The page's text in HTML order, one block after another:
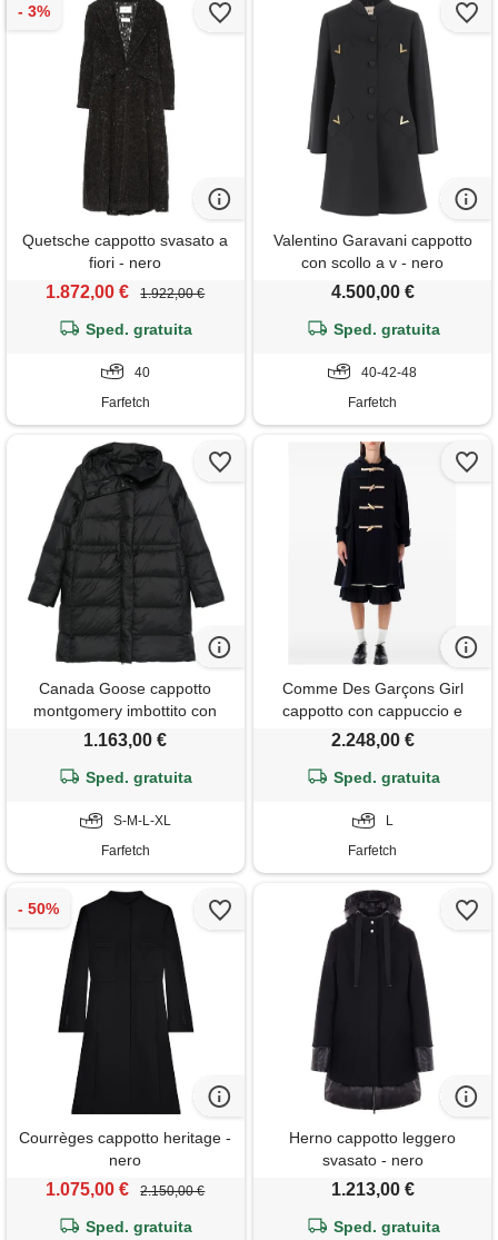
Quetsche cappotto svasato a
fiori - nero
1.872,00 € 1.922,00 €
Sped. gratuita
40
Farfetch
Valentino Garavani cappotto
con scollo a v - nero
4.500,00 €
Sped. gratuita
40-42-48
Farfetch
Canada Goose cappotto
montgomery imbottito con
cappuccio - nero
1.163,00 €
Sped. gratuita
S-M-L-XL
Farfetch
Comme Des Garçons Girl
cappotto con cappuccio e
alamari - blu
2.248,00 €
Sped. gratuita
L
Farfetch
Courrèges cappotto heritage -
nero
1.075,00 € 2.150,00 €
Sped. gratuita
Herno cappotto leggero
svasato - nero
1.213,00 €
Sped. gratuita